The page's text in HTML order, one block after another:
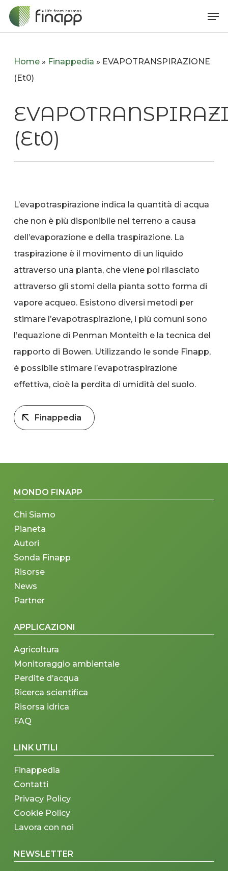
Skip
content
Home» Finappedia » EVAPOTRANSPIRAZIONE
(Et0)
(Et0)
L’evapotraspirazione indica la quantità di acqua
che non è più disponibile nel terreno a causa
dell’evaporazione e della traspirazione. La
traspirazione è il movimento di un liquido
attraverso una pianta, che viene poi rilasciato
attraverso gli stomi della pianta sotto forma di
vapore acqueo. Esistono diversi metodi per
stimare l’evapotraspirazione, i più comuni sono
l’equazione di Penman Monteith e la tecnica del
rapporto di Bowen. Utilizzando le sonde Finapp,
è possibile stimare l’evapotraspirazione
effettiva, cioè la perdita di umidità del suolo.
Finappedia
MONDO FINAPP
Chi Siamo
Pianeta
Autori
Sonda Finapp
Risorse
News
Partner
APPLICAZIONI
Agricoltura
Monitoraggio ambientale
Perdite d’acqua
Ricerca scientifica
Risorsa idrica
FAQ
LINK UTILI
Finappedia
Contatti
Privacy Policy
Cookie Policy
Lavora con noi
NEWSLETTER